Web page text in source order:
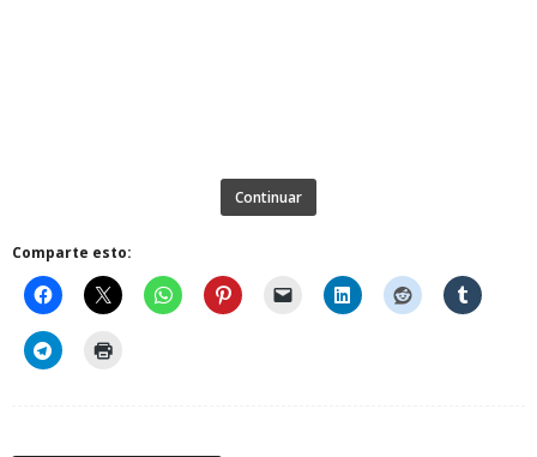
Continuar
Comparte esto: